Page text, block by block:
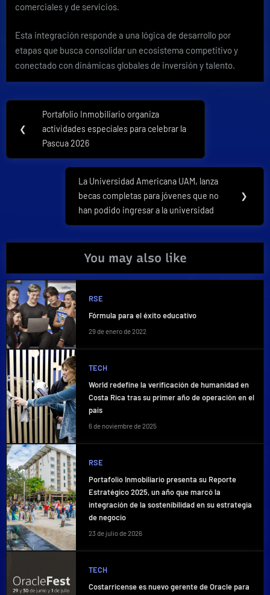
comerciales y de servicios.
Esta integración responde a una lógica de desarrollo por
etapas que busca consolidar un ecosistema competitivo y
conectado con dinámicas globales de inversión y talento.
Navegación
de
entradas
❮
Previous
Post:
Portafolio Inmobiliario organiza
actividades especiales para celebrar la
Pascua 2026
Next
Post:
La Universidad Americana UAM, lanza
becas completas para jóvenes que no
han podido ingresar a la universidad
❯
You may also like
RSE
Fórmula para el éxito educativo
29 de enero de 2022
TECH
World redefine la verificación de humanidad en
Costa Rica tras su primer año de operación en el
país
6 de noviembre de 2025
RSE
Portafolio Inmobiliario presenta su Reporte
Estratégico 2025, un año que marcó la
integración de la sostenibilidad en su estrategia
de negocio
23 de julio de 2026
TECH
Costarricense es nuevo gerente de Oracle para